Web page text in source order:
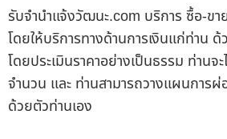
รับจํานําแจ้งวัฒนะ.com บริการ ซื้อ-ขา
โดยให้บริการทางด้านการเงินแก่ท่าน ด้
โดยประเมินราคาอย่างเป็นธรรม ท่านจ
จำนวน และ ท่านสามารถวางแผนการผ่
ด้วยตัวท่านเอง